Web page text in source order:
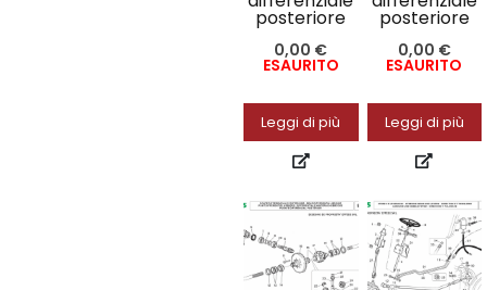
posteriore
0,00 €
ESAURITO
Leggi di più
posteriore
0,00 €
ESAURITO
Leggi di più